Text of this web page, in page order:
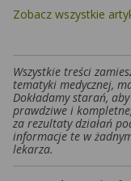
Zobacz wszystkie
Wszystkie treści
tematyki medycznej,
Dokładamy starań,
prawdziwe i
za rezultaty działań
informacje te w
lekarza.